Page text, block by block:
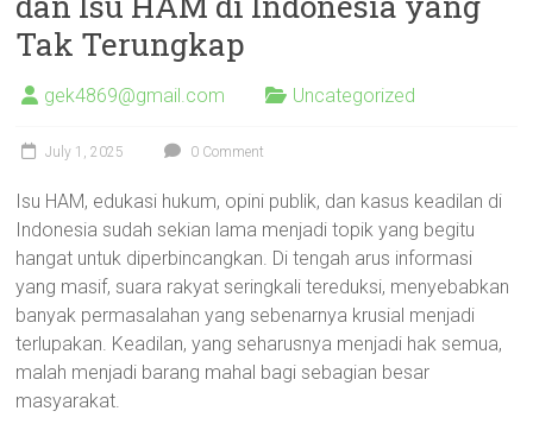
Tak Terungkap
gek4869@gmail.com Uncategorized
July 1, 2025 0 Comment
Isu HAM, edukasi hukum, opini publik, dan kasus keadilan di
Indonesia sudah sekian lama menjadi topik yang begitu
hangat untuk diperbincangkan. Di tengah arus informasi
yang masif, suara rakyat seringkali tereduksi, menyebabkan
banyak permasalahan yang sebenarnya krusial menjadi
terlupakan. Keadilan, yang seharusnya menjadi hak semua,
malah menjadi barang mahal bagi sebagian besar
masyarakat.